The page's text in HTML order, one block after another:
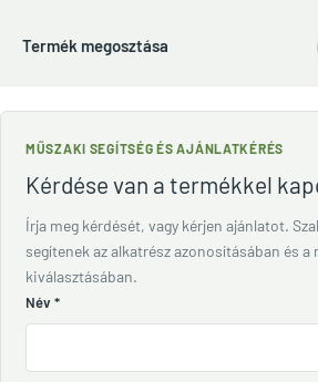
Termék megosztása
MŰSZAKI SEGÍTSÉG ÉS AJÁNLATKÉRÉS
Kérdése van a termékkel
Írja meg kérdését, vagy kérjen ajánlatot.
segítenek az alkatrész azonosításában és a
kiválasztásában.
Név *